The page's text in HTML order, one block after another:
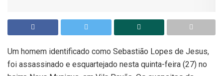
Um homem identificado como Sebastião Lopes de Jesus,
foi assassinado e esquartejado nesta quinta-feira (27) no